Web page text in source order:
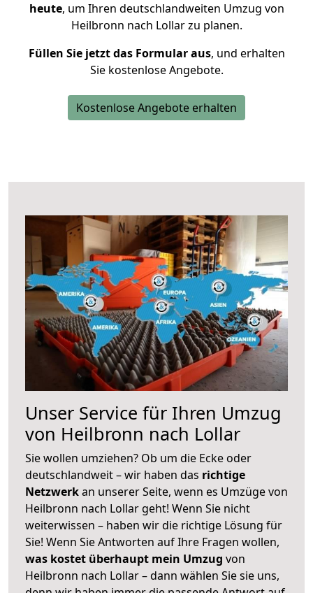
heute, um Ihren deutschlandweiten Umzug von
Heilbronn nach Lollar zu planen.
Füllen Sie jetzt das Formular aus, und erhalten
Sie kostenlose Angebote.
Kostenlose Angebote erhalten
Unser Service für Ihren Umzug
von Heilbronn nach Lollar
Sie wollen umziehen? Ob um die Ecke oder
deutschlandweit – wir haben das richtige
Netzwerkan unserer Seite, wenn es Umzüge von
Heilbronn nach Lollar geht! Wenn Sie nicht
weiterwissen – haben wir die richtige Lösung für
Sie! Wenn Sie Antworten auf Ihre Fragen wollen,
was kostet überhaupt mein Umzug von
Heilbronn nach Lollar – dann wählen Sie sie uns,